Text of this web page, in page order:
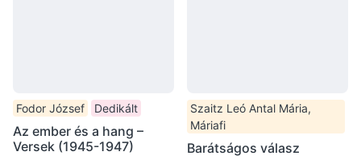
Fodor József Dedikált
Az ember és a hang –
Versek (1945-1947)
Szaitz Leó Antal Mária,
Máriafi
Barátságos válasz